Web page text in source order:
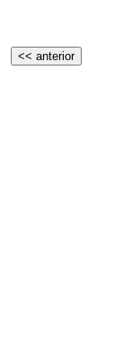
<< anterior